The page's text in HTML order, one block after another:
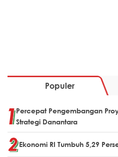
Populer
Percepat Pengembangan
Strategi Danantara
Ekonomi RI Tumbuh 5,29